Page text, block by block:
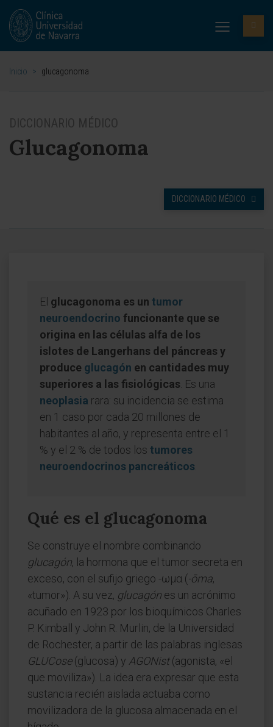
Inicio > glucagonoma
DICCIONARIO MÉDICO
Glucagonoma
DICCIONARIO MÉDICO
El glucagonoma es un tumor
neuroendocrino funcionante que se
origina en las células alfa de los
islotes de Langerhans del páncreas y
produce glucagón en cantidades muy
superiores a las fisiológicas . Es una
neoplasia rara: su incidencia se estima
en 1 caso por cada 20 millones de
habitantes al año, y representa entre el 1
% y el 2 % de todos los tumores
neuroendocrinos pancreáticos
Qué es el glucagonoma
Se construye el nombre combinando
glucagón, la hormona que el tumor secreta en
exceso, con el sufijo griego -ωμα (-ōma,
«tumor»). A su vez, glucagón es un acrónimo
acuñado en 1923 por los bioquímicos Charles
P. Kimball y John R. Murlin, de la Universidad
de Rochester, a partir de las palabras inglesas
GLUCose(glucosa) y AGONist(agonista, «el
que moviliza»). La idea era expresar que esta
sustancia recién aislada actuaba como
movilizadora de la glucosa almacenada en el